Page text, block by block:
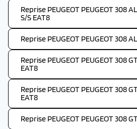
Reprise PEUGEOT PEUGEOT 308
S/S EAT8
Reprise PEUGEOT PEUGEOT 308
Reprise PEUGEOT PEUGEOT 308
EAT8
Reprise PEUGEOT PEUGEOT 308
EAT8
Reprise PEUGEOT PEUGEOT 308